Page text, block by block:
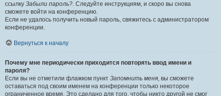
ссылку Забыли пароль?. Следуйте инструкциям, и скоро вы снова
сможете войти на конференцию.
Если не удалось получить новый пароль, свяжитесь с администратором
конференции.
Вернуться к началу
Почему мне периодически приходится повторять ввод имени и
пароля?
Если вы не отметили флажком пункт Запомнить меня, вы сможете
оставаться под своим именем на конференции только некоторое
ограниченное время. Это сделано для того, чтобы никто другой не смог